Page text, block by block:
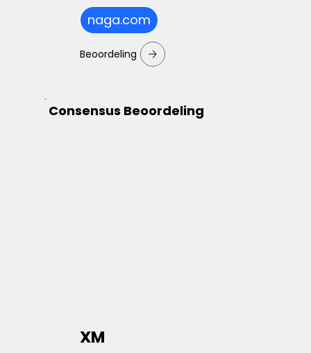
naga.com
Beoordeling
Consensus Beoordeling
XM